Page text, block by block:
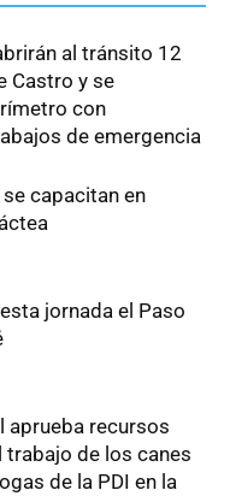
al tránsito 12
Castro y se
con
de emergencia
capacitan en
jornada el Paso
aprueba recursos
de los canes
de la PDI en la